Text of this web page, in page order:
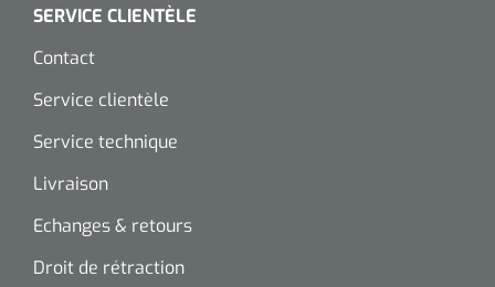
SERVICE CLIENTÈLE
Contact
Service clientèle
Service technique
Livraison
Echanges & retours
Droit de rétraction